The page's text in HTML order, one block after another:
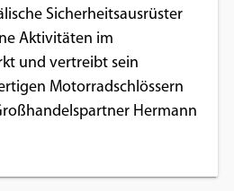
Sicherheitsausrüster
Aktivitäten im
und vertreibt sein
Motorradschlössern
Hermann